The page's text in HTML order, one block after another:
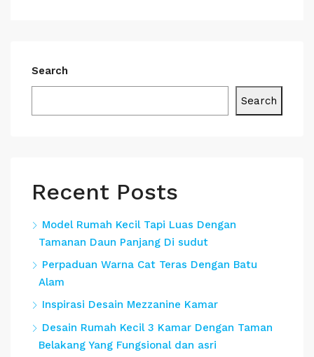
Search
Search
Recent Posts
Model Rumah Kecil Tapi Luas Dengan
Tamanan Daun Panjang Di sudut
Perpaduan Warna Cat Teras Dengan Batu
Alam
Inspirasi Desain Mezzanine Kamar
Desain Rumah Kecil 3 Kamar Dengan Taman
Belakang Yang Fungsional dan asri